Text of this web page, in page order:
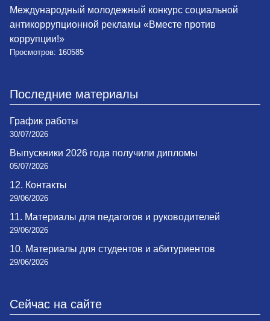
Международный молодежный конкурс социальной
антикоррупционной рекламы «Вместе против
коррупции!»
Просмотров: 160585
Последние материалы
График работы
30/07/2026
Выпускники 2026 года получили дипломы
05/07/2026
12. Контакты
29/06/2026
11. Материалы для педагогов и руководителей
29/06/2026
10. Материалы для студентов и абитуриентов
29/06/2026
Сейчас на сайте